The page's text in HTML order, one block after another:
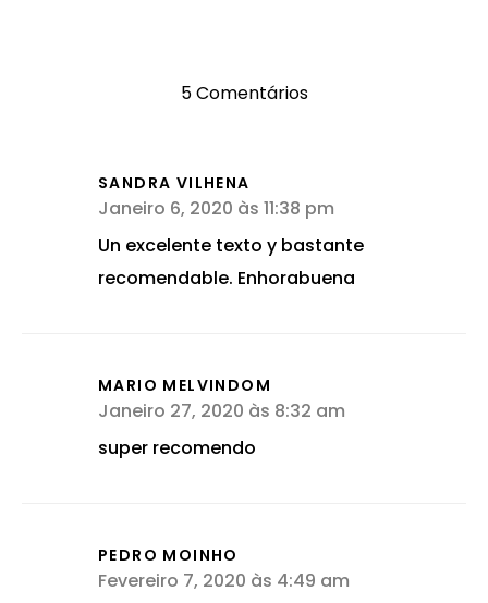
5 Comentários
SANDRA VILHENA
Janeiro 6, 2020 às 11:38 pm
Un excelente texto y bastante
recomendable. Enhorabuena
MARIO MELVINDOM
Janeiro 27, 2020 às 8:32 am
super recomendo
PEDRO MOINHO
Fevereiro 7, 2020 às 4:49 am